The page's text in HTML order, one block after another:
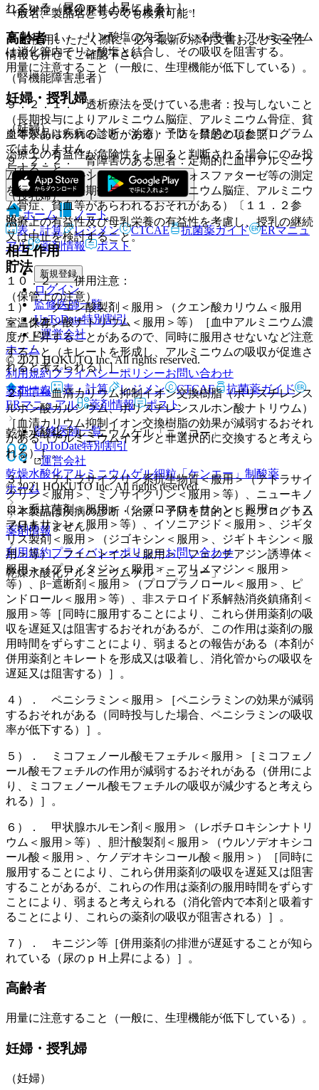
れている（尿のｐＨ上昇による）］。
高齢者
用量に注意すること（一般に、生理機能が低下している）。
妊婦・授乳婦
（妊婦）
治療上の有益性が危険性を上回ると判断される場合にのみ投
与すること。
（授乳婦）
治療上の有益性及び母乳栄養の有益性を考慮し、授乳の継続
又は中止を検討すること。
貯法
（保管上の注意）
室温保存。
ホーム
薬剤情報
乾燥水酸化アルミニウムゲル「ニッコー」
乾燥水酸化アルミニウムゲル細粒「ケンエー」 制酸薬
ホーム
薬剤情報
乾燥水酸化アルミニウムゲル「ニッコー」
（合併症・既往歴等のある患者）
９．１．１． リン酸塩の欠乏している患者：アルミニウム
は消化管内でリン酸塩と結合し、その吸収を阻害する。
（腎機能障害患者）
９．２．１． 透析療法を受けている患者：投与しないこと
（長期投与によりアルミニウム脳症、アルミニウム骨症、貧
血等があらわれることがある）〔２．禁忌の項参照〕。
９．２．２． 腎障害のある患者：定期的に血中アルミニウ
ム、リン、カルシウム、アルカリフォスファターゼ等の測定
を行うこと（長期投与によりアルミニウム脳症、アルミニウ
ム骨症、貧血等があらわれるおそれがある）〔１１．２参
照〕。
相互作用
１０．２． 併用注意：
１）． クエン酸製剤＜服用＞（クエン酸カリウム＜服用
＞、クエン酸ナトリウム＜服用＞等）［血中アルミニウム濃
度が上昇することがあるので、同時に服用させないなど注意
すること（キレートを形成し、アルミニウムの吸収が促進さ
れると考えられる）］。
２）． 血清カリウム抑制イオン交換樹脂（ポリスチレンス
ルホン酸カルシウム、ポリスチレンスルホン酸ナトリウム）
［血清カリウム抑制イオン交換樹脂の効果が減弱するおそれ
がある（アルミニウムイオンと非選択的に交換すると考えら
れる）］。
３）． テトラサイクリン系抗生物質＜服用＞（テトラサイ
クリン＜服用＞、ミノサイクリン＜服用＞等）、ニューキノ
ロン系抗菌剤＜服用＞（シプロフロキサシン＜服用＞、トス
フロキサシン＜服用＞等）、イソニアジド＜服用＞、ジギタ
リス製剤＜服用＞（ジゴキシン＜服用＞、ジギトキシン＜服
用＞等）、フェニトイン＜服用＞、フェノチアジン誘導体＜
服用＞（プロメタジン＜服用＞、アリメマジン＜服用＞
等）、β−遮断剤＜服用＞（プロプラノロール＜服用＞、ピ
ンドロール＜服用＞等）、非ステロイド系解熱消炎鎮痛剤＜
服用＞等［同時に服用することにより、これら併用薬剤の吸
収を遅延又は阻害するおそれがあるが、この作用は薬剤の服
用時間をずらすことにより、弱まるとの報告がある（本剤が
併用薬剤とキレートを形成又は吸着し、消化管からの吸収を
遅延又は阻害する）］。
４）． ペニシラミン＜服用＞［ペニシラミンの効果が減弱
するおそれがある（同時投与した場合、ペニシラミンの吸収
率が低下する）］。
５）． ミコフェノール酸モフェチル＜服用＞［ミコフェノ
ール酸モフェチルの作用が減弱するおそれがある（併用によ
り、ミコフェノール酸モフェチルの吸収が減少すると考えら
れる）］。
６）． 甲状腺ホルモン剤＜服用＞（レボチロキシンナトリ
ウム＜服用＞等）、胆汁酸製剤＜服用＞（ウルソデオキシコ
ール酸＜服用＞、ケノデオキシコール酸＜服用＞）［同時に
服用することにより、これら併用薬剤の吸収を遅延又は阻害
することがあるが、これらの作用は薬剤の服用時間をずらす
ことにより、弱まると考えられる（消化管内で本剤と吸着す
ることにより、これらの薬剤の吸収が阻害される）］。
７）． キニジン等［併用薬剤の排泄が遅延することが知ら
れている（尿のｐＨ上昇による）］。
高齢者
用量に注意すること（一般に、生理機能が低下している）。
妊婦・授乳婦
（妊婦）
一般名、製品名どちらでも検索可能！
※ ご使用いただく際に、必ず最新の添付文書および安全性
情報も併せてご確認下さい。
※本製品は疾病の診断・治療・予防を目的としたプログラム
ではありません。
ホーム
ノート
表・計算
レジメン CTCAE 抗菌薬ガイド
ERマニュ
アル
薬剤情報 ポスト
新規登録
ログイン
監修医師一覧
UpToDate特別割引
運営会社
© 2021 HOKUTO Inc. All rights reserved.
利用規約プライバシーポリシーお問い合わせ
ホーム
表・計算 レジメン CTCAE
抗菌薬ガイド
ERマニュアル
薬剤情報 ポスト
監修医師一覧
UpToDate特別割引
運営会社
© 2021 HOKUTO Inc. All rights reserved.
※本製品は疾病の診断・治療・予防を目的としたプログラム
ではありません。
利用規約プライバシーポリシーお問い合わせ